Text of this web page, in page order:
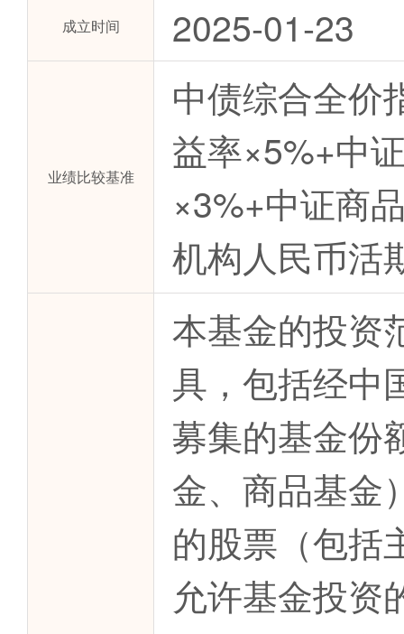
成立时间 2025-01-23
业绩比较基准
中债综合全价
益率×5%+中
×3%+中证商
机构人民币活
本基金的投资
具，包括经中
募集的基金份
金、商品基金
的股票（包括
允许基金投资